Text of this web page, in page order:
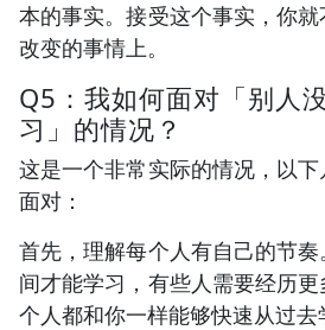
本的事实。接受这个事实，你
改变的事情上。
Q5：我如何面对「别人
习」的情况？
这是一个非常实际的情况，以
面对：
首先，理解每个人有自己的节
间才能学习，有些人需要经历
个人都和你一样能够快速从过去